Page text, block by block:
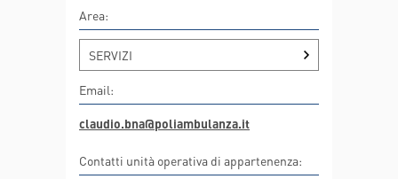
Area:
SERVIZI
Email:
claudio.bna@poliambulanza.it
Contatti unità operativa di appartenenza: